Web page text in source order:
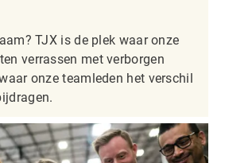
TJX is de plek waar onze
verrassen met verborgen
onze teamleden het verschil